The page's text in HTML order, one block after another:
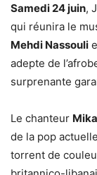
Samedi 24 juin,
qui réunira le
Mehdi Nassouli
adepte de
surprenante
Le chanteur Mika
de la pop
torrent de